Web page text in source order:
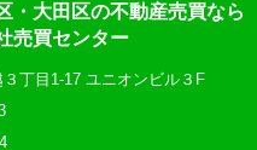
・大田区の不動産売買なら
売買センター
丁目1-17 ユニオンビル３F